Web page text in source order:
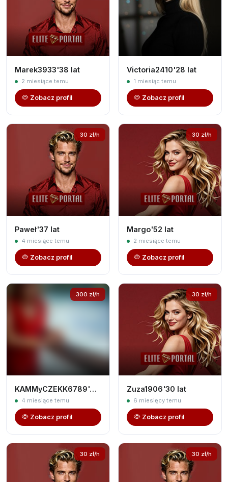
Marek3933'38 lat
2 miesiące temu
Zobacz profil
Victoria2410'28 lat
1 miesiąc temu
Zobacz profil
30 zł/h
Paweł'37 lat
4 miesiące temu
Zobacz profil
30 zł/h
Margo'52 lat
2 miesiące temu
Zobacz profil
300 zł/h
KAMMyCZEKK6789'41 lat
4 miesiące temu
Zobacz profil
30 zł/h
Zuza1906'30 lat
6 miesięcy temu
Zobacz profil
30 zł/h 30 zł/h